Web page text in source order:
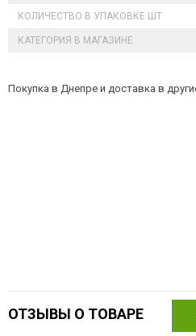
КОЛИЧЕСТВО В УПАКОВКЕ ШТ
КАТЕГОРИЯ В МАГАЗИНЕ
Покупка в Днепре и доставка в
ОТЗЫВЫ О ТОВАРЕ